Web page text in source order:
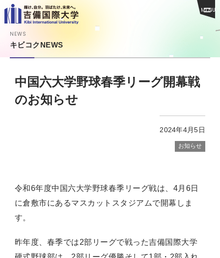
MENU
NEWS
キビコクNEWS
中国六大学野球春季リーグ開幕戦
のお知らせ
2024年4月5日
お知らせ
令和6年度中国六大学野球春季リーグ戦は、4月6日
に倉敷市にあるマスカットスタジアムで開幕しま
す。
昨年度、春季では2部リーグで戦った吉備国際大学